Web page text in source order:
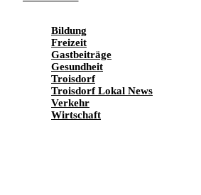
Bildung
Freizeit
Gastbeiträge
Gesundheit
Troisdorf
Troisdorf Lokal News
Verkehr
Wirtschaft